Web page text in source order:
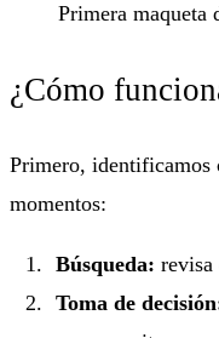
Primera maqueta
¿Cómo
Primero, identificamos
momentos:
Búsqueda: revisa
Toma de